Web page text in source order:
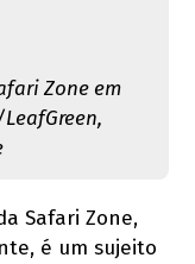
Zone em
Safari Zone,
é um sujeito